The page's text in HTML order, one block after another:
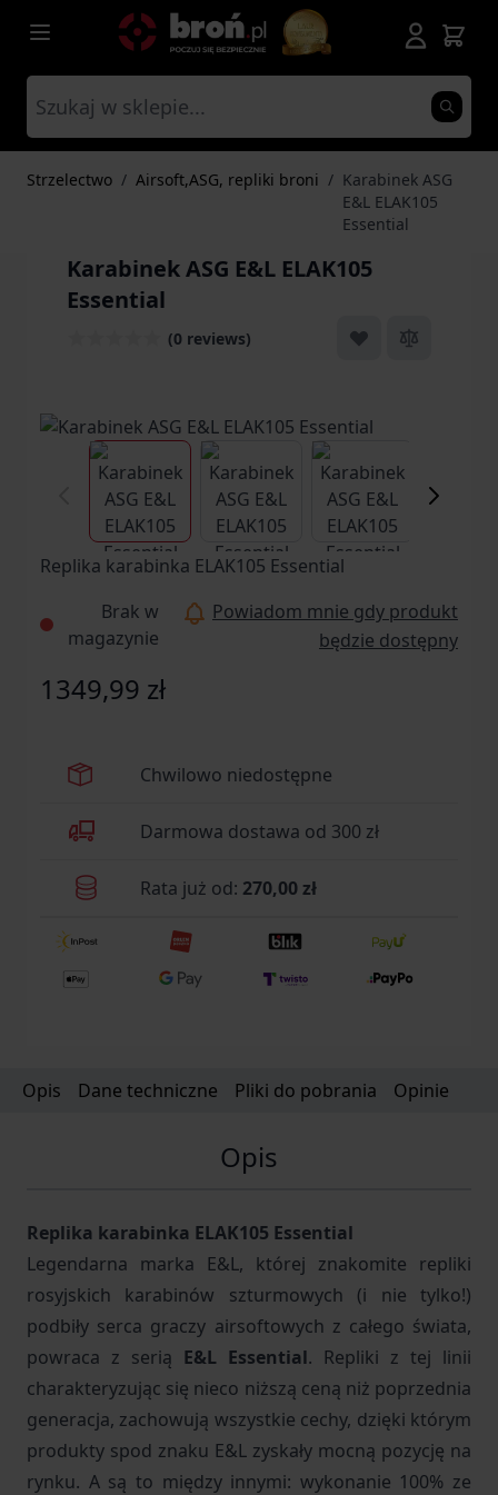
Przejdź do treści
Strzelectwo / Airsoft,ASG, repliki broni / Karabinek ASG
E&L ELAK105
Essential
Karabinek ASG E&L ELAK105
Essential
(0 reviews)
View larger imageView larger image
Replika karabinka ELAK105 Essential
Brak w
magazynie
Powiadom mnie gdy produkt
będzie dostępny
1349,99 zł
Chwilowo niedostępne
Darmowa dostawa od 300 zł
Rata już od: 270,00 zł
Opis Dane techniczne Pliki do pobrania Opinie
Opis
Replika karabinka ELAK105 Essential
Legendarna marka E&L, której znakomite repliki
rosyjskich karabinów szturmowych (i nie tylko!)
podbiły serca graczy airsoftowych z całego świata,
powraca z serią E&L Essential. Repliki z tej linii
charakteryzując się nieco niższą ceną niż poprzednia
generacja, zachowują wszystkie cechy, dzięki którym
produkty spod znaku E&L zyskały mocną pozycję na
rynku. A są to między innymi: wykonanie 100% ze